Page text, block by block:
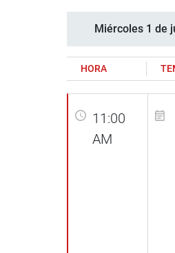
Miércoles 1 de
HORA
11:00
AM